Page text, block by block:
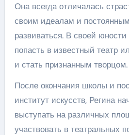
Она всегда отличалась
своим идеалам и
развиваться. В своей
попасть в известный театр
и стать признанным творцом.
После окончания школы и
институт искусств, Регина
выступать на различных
участвовать в театральных